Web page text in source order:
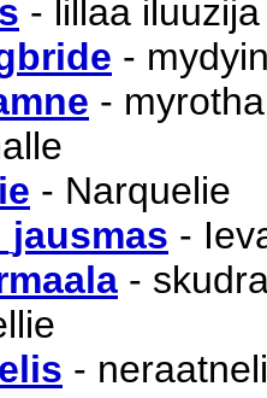
- lillaa iluuzija
-
-
- Narquelie
-
-
-